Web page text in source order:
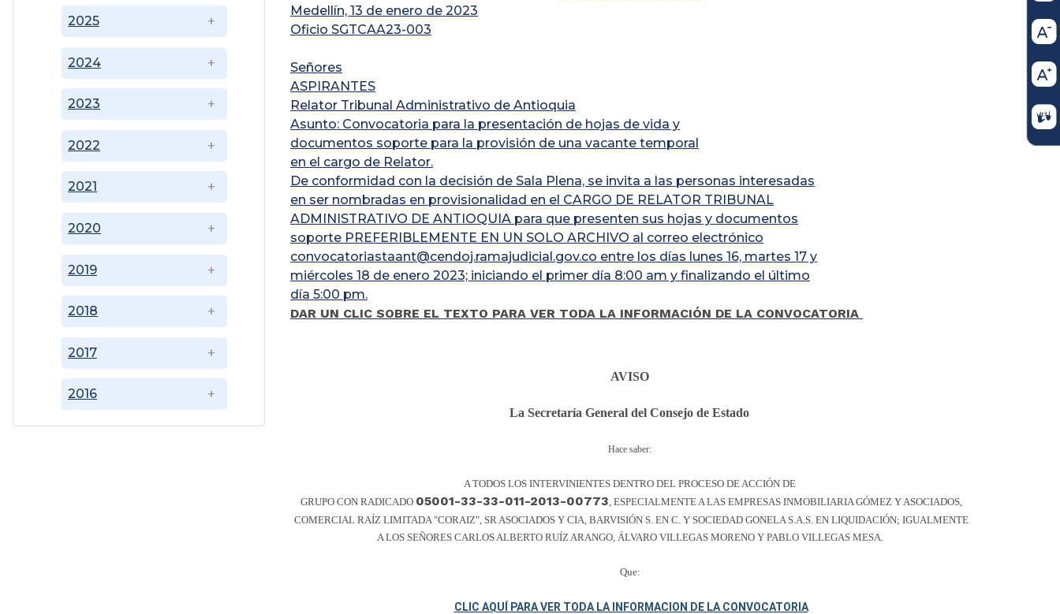
2016
2017
2018
2019
2020
2021
2022
2023
2024
2025
Medellín, 13 de enero de 2023
Oficio SGTCAA23-003
Señores
ASPIRANTES
Relator Tribunal Administrativo de Antioquia
Asunto: Convocatoria para la presentación de hojas de vida y
documentos soporte para la provisión de una vacante temporal
en el cargo de Relator.
De conformidad con la decisión de Sala Plena, se invita a las personas interesadas
en ser nombradas en provisionalidad en el CARGO DE RELATOR TRIBUNAL
ADMINISTRATIVO DE ANTIOQUIA para que presenten sus hojas y documentos
soporte PREFERIBLEMENTE EN UN SOLO ARCHIVO al correo electrónico
convocatoriastaant@cendoj.ramajudicial.gov.co entre los días lunes 16, martes 17 y
miércoles 18 de enero 2023; iniciando el primer día 8:00 am y finalizando el último
día 5:00 pm.
DAR UN CLIC SOBRE EL TEXTO PARA VER TODA LA INFORMACIÓN DE LA CONVOCATORIA
AVISO
La Secretaría General del Consejo de Estado
Hace saber:
A TODOS LOS INTERVINIENTES DENTRO DEL PROCESO DE ACCIÓN DE
GRUPO CON RADICADO 05001-33-33-011-2013-00773 , ESPECIALMENTE A LAS EMPRESAS INMOBILIARIA GÓMEZ Y ASOCIADOS,
COMERCIAL RAÍZ LIMITADA "CORAIZ", SR ASOCIADOS Y CIA, BARVISIÓN S. EN C. Y SOCIEDAD GONELA S.A.S. EN LIQUIDACIÓN; IGUALMENTE
A LOS SEÑORES CARLOS ALBERTO RUÍZ ARANGO, ÁLVARO VILLEGAS MORENO Y PABLO VILLEGAS MESA.
Que:
CLIC AQUÍ PARA VER TODA LA INFORMACION DE LA CONVOCATORIA